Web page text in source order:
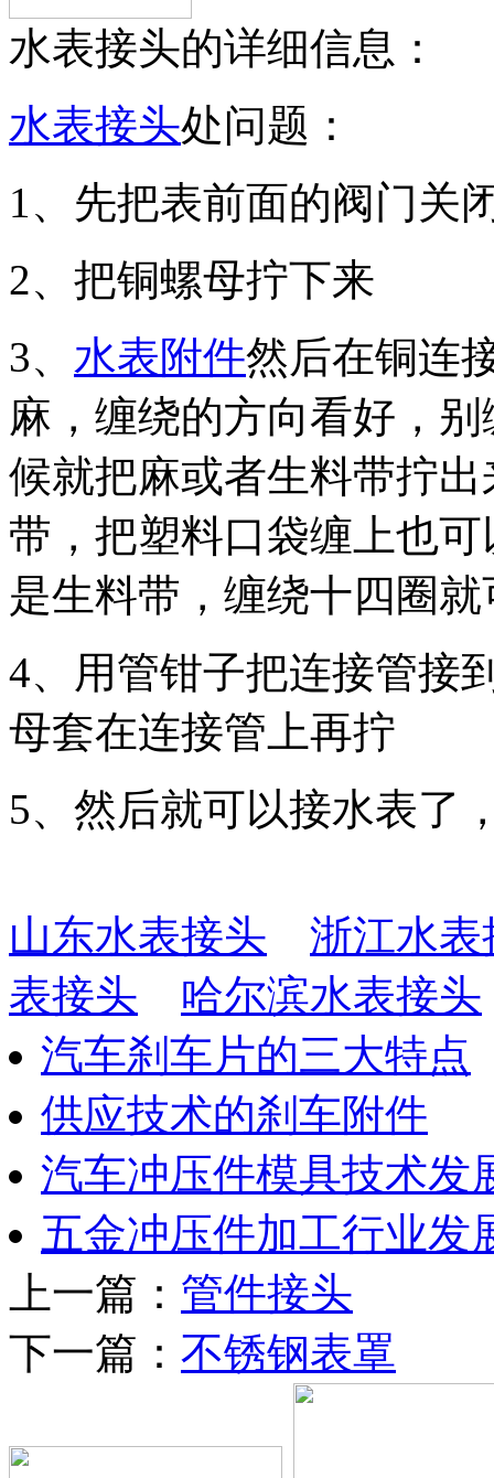
水表接头的详细信息：
水表接头处问题：
1、先把表前面的阀门关
2、把铜螺母拧下来
3、 水表附件然后在铜连
麻，缠绕的方向看好，
候就把麻或者生料带拧
带，把塑料口袋缠上也
是生料带，缠绕十四圈就
4、用管钳子把连接管接
母套在连接管上再拧
5、然后就可以接水表了
山东水表接头
浙江水表
表接头
哈尔滨水表接头
汽车刹车片的三大特点
供应技术的刹车附件
汽车冲压件模具技术发
五金冲压件加工行业发
上一篇： 管件接头
下一篇： 不锈钢表罩